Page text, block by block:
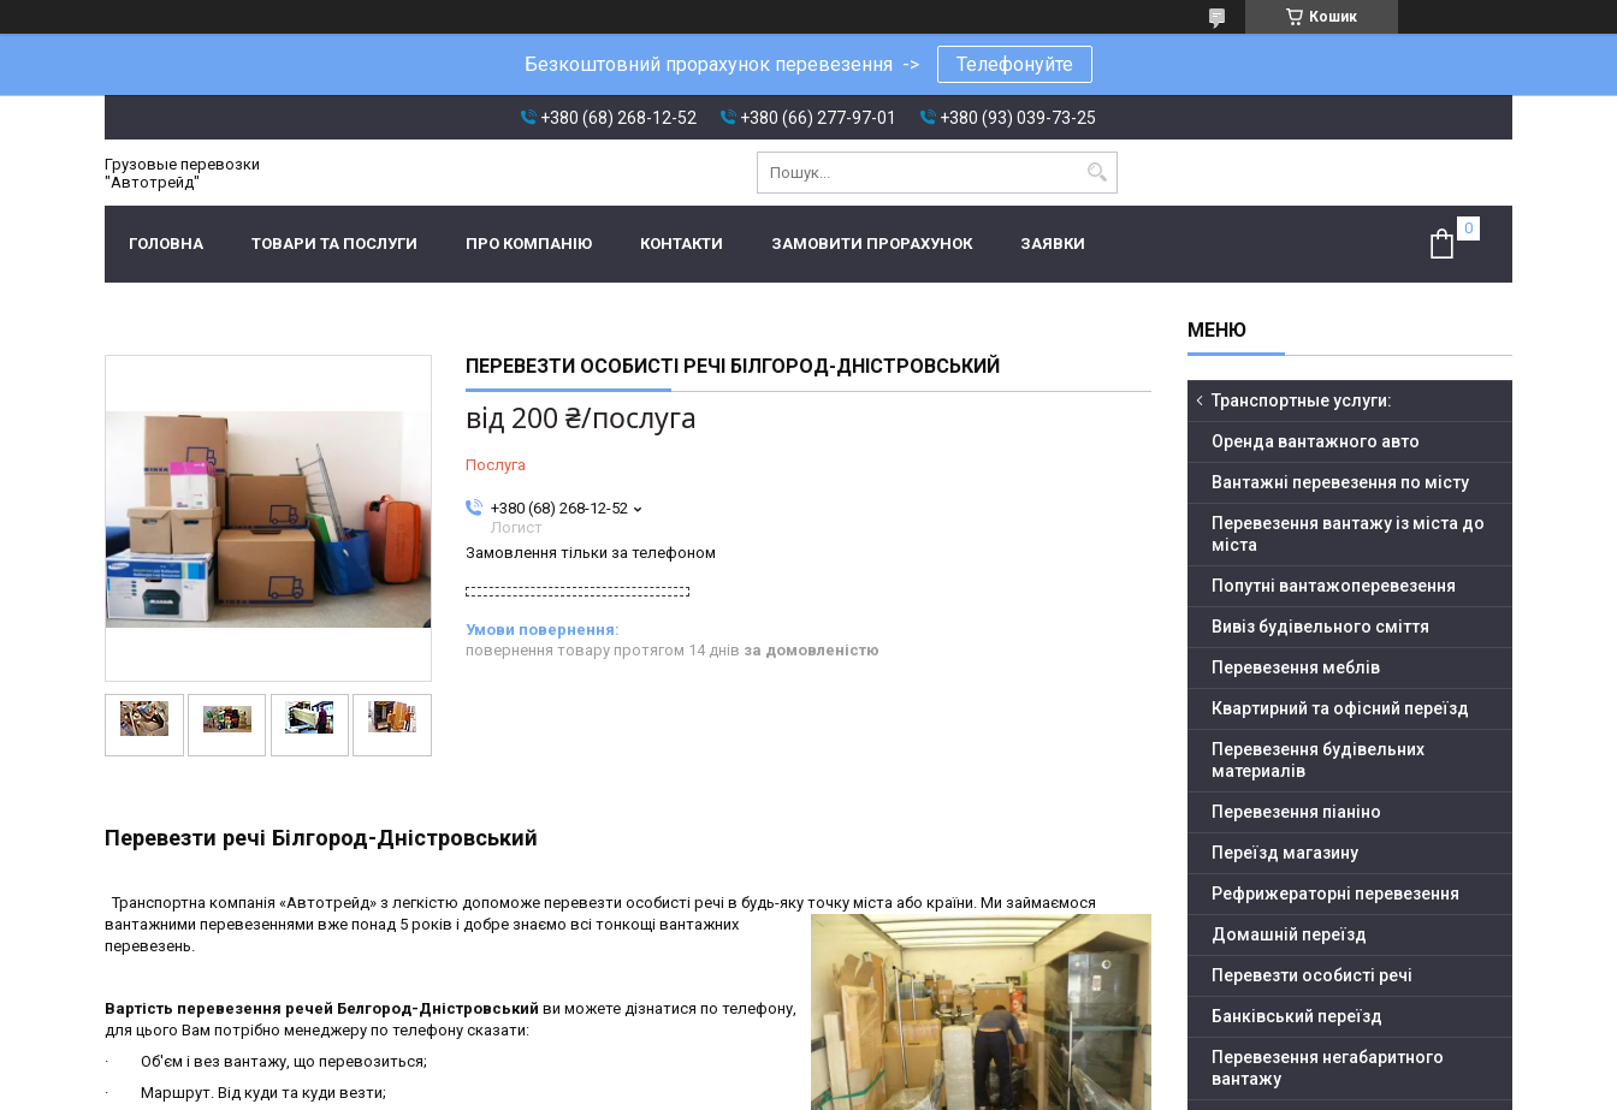
Кошик
Безкоштовний прорахунок перевезення -> Телефонуйте
+380 (68) 268-12-52 +380 (66) 277-97-01 +380 (93) 039-73-25
Грузовые перевозки
"Автотрейд"
ГОЛОВНА ТОВАРИ ТА ПОСЛУГИ ПРО КОМПАНІЮ КОНТАКТИ ЗАМОВИТИ ПРОРАХУНОК ЗАЯВКИ
ПЕРЕВЕЗТИ ОСОБИСТІ РЕЧІ БІЛГОРОД-ДНІСТРОВСЬКИЙ
від 200 ₴/послуга
Послуга
+380 (68) 268-12-52
Логист
Замовлення тільки за телефоном
повернення товару протягом 14 днів за домовленістю
Перевезти речі Білгород-Дністровський
Транспортна компанія «Автотрейд» з легкістю допоможе перевезти особисті речі в будь-яку точку міста або країни. Ми займаємося
вантажними перевезеннями вже понад 5 років і добре знаємо всі тонкощі вантажних
перевезень.
Вартість перевезення речей Белгород-Дністровський ви можете дізнатися по телефону,
для цього Вам потрібно менеджеру по телефону сказати:
· Об'єм і вез вантажу, що перевозиться;
· Маршрут. Від куди та куди везти;
Транспортные услуги:
Оренда вантажного авто
Вантажні перевезення по місту
Перевезення вантажу із міста до
міста
Попутні вантажоперевезення
Вивіз будівельного сміття
Перевезення меблів
Квартирний та офісний переїзд
Перевезення будівельних
материалів
Перевезення піаніно
Переїзд магазину
Рефрижераторні перевезення
Домашній переїзд
Перевезти особисті речі
Банківський переїзд
Перевезення негабаритного
вантажу